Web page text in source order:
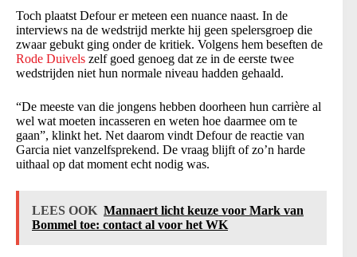
Toch plaatst Defour er meteen een nuance naast. In de
interviews na de wedstrijd merkte hij geen spelersgroep die
zwaar gebukt ging onder de kritiek. Volgens hem beseften de
Rode Duivels zelf goed genoeg dat ze in de eerste twee
wedstrijden niet hun normale niveau hadden gehaald.
“De meeste van die jongens hebben doorheen hun carrière al
wel wat moeten incasseren en weten hoe daarmee om te
gaan”, klinkt het. Net daarom vindt Defour de reactie van
Garcia niet vanzelfsprekend. De vraag blijft of zo’n harde
uithaal op dat moment echt nodig was.
LEES OOK Mannaert licht keuze voor Mark van
Bommel toe: contact al voor het WK